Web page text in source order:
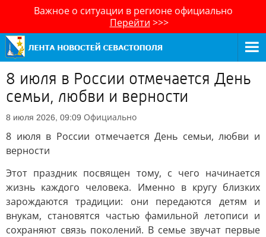
Важное о ситуации в регионе официально
Перейти >>>
8 июля в России отмечается День
семьи, любви и верности
8 июля 2026, 09:09 Официально
8 июля в России отмечается День семьи, любви и
верности
Этот праздник посвящен тому, с чего начинается
жизнь каждого человека. Именно в кругу близких
зарождаются традиции: они передаются детям и
внукам, становятся частью фамильной летописи и
сохраняют связь поколений. В семье звучат первые